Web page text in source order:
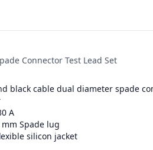
Connector Test Lead Set
black cable dual diameter spade
A
Spade lug
silicon jacket